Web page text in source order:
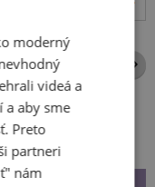
moderný
videá a
a aby sme
Preto
partneri
nám